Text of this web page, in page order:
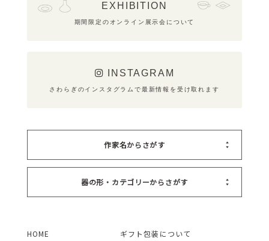
EXHIBITION
期間限定のオンライン展示会について
INSTAGRAM
さわらぎのインスタグラムで最新情報を受け取れます
作家名からさがす
器の形・カテゴリーからさがす
HOME
ギフト包装について